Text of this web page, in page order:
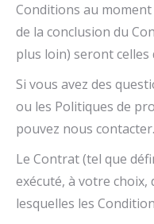
Conditions au
de la conclusion du
plus loin) seront celles
Si vous avez des
ou les Politiques de
pouvez nous contacter.
Le Contrat (tel que
exécuté, à votre choix,
lesquelles les